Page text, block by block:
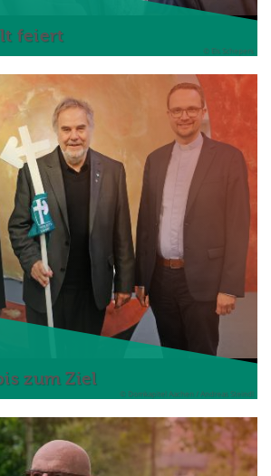
feiert
© Els Schepers
zum Ziel
© Domkapitel Aachen / Andreas Steindl